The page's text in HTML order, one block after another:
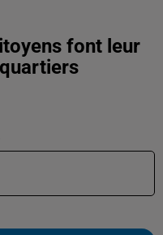
font leur